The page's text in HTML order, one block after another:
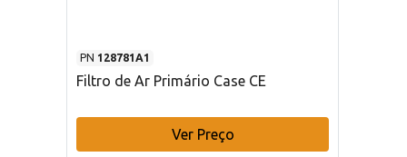
PN 128781A1
Filtro de Ar Primário Case CE
Ver Preço